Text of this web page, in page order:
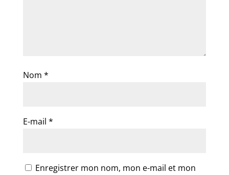
Nom *
E-mail *
Enregistrer mon nom, mon e-mail et mon